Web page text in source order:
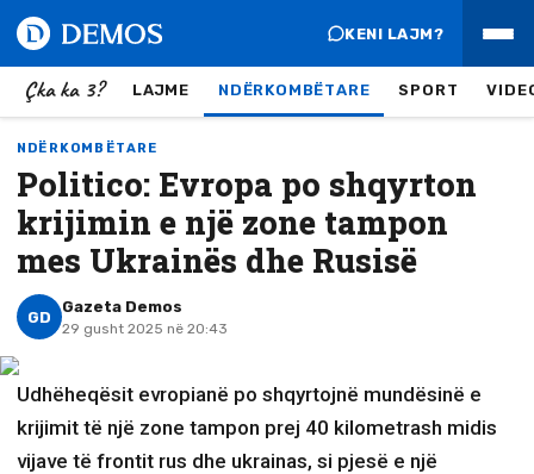
KENI LAJM?
Çka ka 3? LAJME NDËRKOMBËTARE SPORT
NDËRKOMBËTARE
Politico: Evropa po shqyrton
krijimin e një zone tampon
mes Ukrainës dhe Rusisë
GD
Gazeta Demos
29 gusht 2025 në 20:43
Udhëheqësit evropianë po shqyrtojnë mundësinë e
krijimit të një zone tampon prej 40 kilometrash midis
vijave të frontit rus dhe ukrainas, si pjesë e një